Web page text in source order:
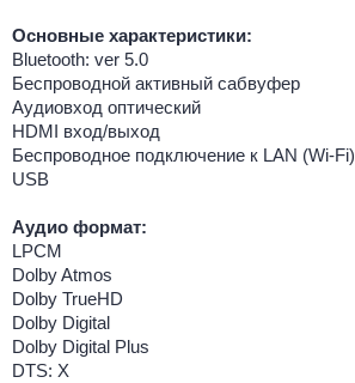
Основные характеристики:
Bluetooth: ver 5.0
Беспроводной активный сабвуфер
Аудиовход оптический
HDMI вход/выход
Беспроводное подключение к LAN (Wi-Fi)
USB
Аудио формат:
LPCM
Dolby Atmos
Dolby TrueHD
Dolby Digital
Dolby Digital Plus
DTS: X